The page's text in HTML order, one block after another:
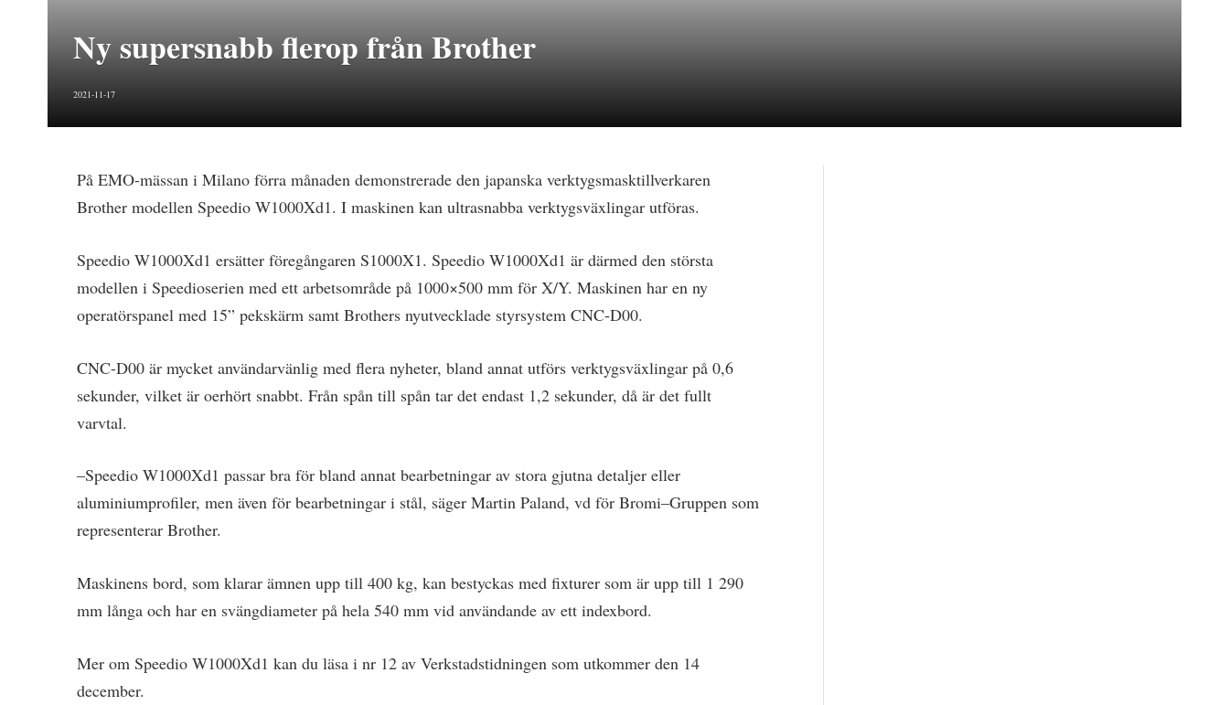
Ny supersnabb flerop från Brother
2021-11-17
På EMO-mässan i Milano förra månaden demonstrerade den japanska verktygsmasktillverkaren
Brother modellen Speedio W1000Xd1. I maskinen kan ultrasnabba verktygsväxlingar utföras.
Speedio W1000Xd1 ersätter föregångaren S1000X1. Speedio W1000Xd1 är därmed den största
modellen i Speedioserien med ett arbetsområde på 1000×500 mm för X/Y. Maskinen har en ny
operatörspanel med 15” pekskärm samt Brothers nyutvecklade styrsystem CNC-D00.
CNC-D00 är mycket användarvänlig med flera nyheter, bland annat utförs verktygsväxlingar på 0,6
sekunder, vilket är oerhört snabbt. Från spån till spån tar det endast 1,2 sekunder, då är det fullt
varvtal.
–Speedio W1000Xd1 passar bra för bland annat bearbetningar av stora gjutna detaljer eller
aluminiumprofiler, men även för bearbetningar i stål, säger Martin Paland, vd för Bromi–Gruppen som
representerar Brother.
Maskinens bord, som klarar ämnen upp till 400 kg, kan bestyckas med fixturer som är upp till 1 290
mm långa och har en svängdiameter på hela 540 mm vid användande av ett indexbord.
Mer om Speedio W1000Xd1 kan du läsa i nr 12 av Verkstadstidningen som utkommer den 14
december.